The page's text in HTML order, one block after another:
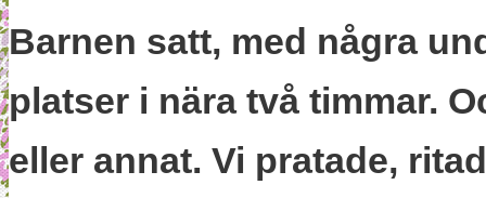
Barnen satt, med några
platser i nära två timmar.
eller annat. Vi pratade,